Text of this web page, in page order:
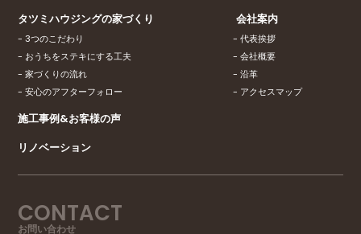
タツミハウジングの家づくり 会社案内
3つのこだわり
代表挨拶
おうちをステキにする工夫
会社概要
家づくりの流れ
沿革
安心のアフターフォロー
アクセスマップ
施工事例&お客様の声
リノベーション
CONTACT
お問い合わせ